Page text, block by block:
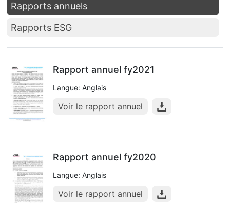
Rapports annuels
Rapports ESG
Rapport annuel fy2021
Langue: Anglais
Voir le rapport annuel
Rapport annuel fy2020
Langue: Anglais
Voir le rapport annuel